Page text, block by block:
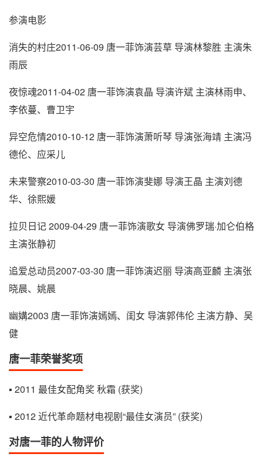
参演电影
消失的村庄2011-06-09 唐一菲饰演芸草 导演林黎胜 主演朱
雨辰
夜惊魂2011-04-02 唐一菲饰演袁晶 导演许斌 主演林雨申、
李依蔓、曹卫宇
异空危情2010-10-12 唐一菲饰演萧听琴 导演张海靖 主演冯
德伦、应采儿
未来警察2010-03-30 唐一菲饰演斐娜 导演王晶 主演刘德
华、徐熙媛
拉贝日记 2009-04-29 唐一菲饰演歌女 导演佛罗瑞·加仑伯格
主演张静初
追爱总动员2007-03-30 唐一菲饰演迟丽 导演高亚麟 主演张
晓晨、姚晨
幽媾2003 唐一菲饰演嫣嫣、闺女 导演郭伟伦 主演方静、吴
健
唐一菲荣誉奖项
▪ 2011 最佳女配角奖 秋霜 (获奖)
▪ 2012 近代革命题材电视剧“最佳女演员” (获奖)
对唐一菲的人物评价